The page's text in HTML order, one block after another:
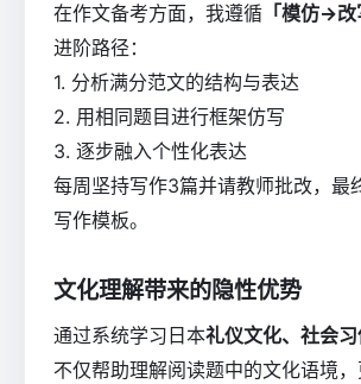
在作文备考方面，我遵循 「模仿→
进阶路径：
1. 分析满分范文的结构与表达
2. 用相同题目进行框架仿写
3. 逐步融入个性化表达
每周坚持写作3篇并请教师批改，最
写作模板。
文化理解带来的隐性优势
通过系统学习日本礼仪文化、社会
不仅帮助理解阅读题中的文化语境